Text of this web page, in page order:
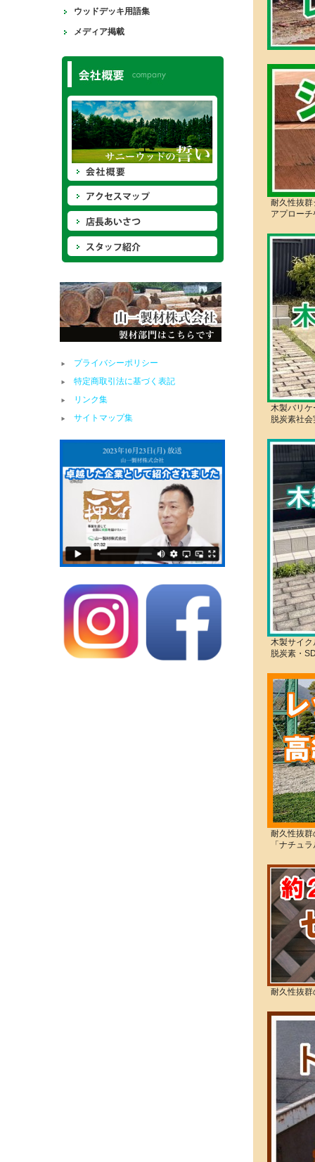
耐久性抜
アプロー
木製バリ
脱炭素社
木製サイ
脱炭素・
耐久性抜
「ナチュ
耐久性抜
ウッドデッキ用語集
メディア掲載
プライバシーポリシー
特定商取引法に基づく表記
リンク集
サイトマップ集